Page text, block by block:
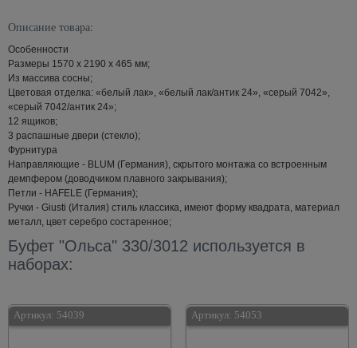
Описание товара:
Особенности
Размеры 1570 x 2190 x 465 мм;
Из массива сосны;
Цветовая отделка: «белый лак», «белый лак/антик 24», «серый 7042»,
«серый 7042/антик 24»;
12 ящиков;
3 распашные двери (стекло);
Фурнитура
Направляющие - BLUM (Германия), скрытого монтажа со встроенным
демпфером (доводчиком плавного закрывания);
Петли - HAFELE (Германия);
Ручки - Giusti (Италия) стиль классика, имеют форму квадрата, материал
металл, цвет серебро состаренное;
Буфет "Ольса" 330/3012 используется в
наборах:
Артикул: 54039 Артикул: 54053